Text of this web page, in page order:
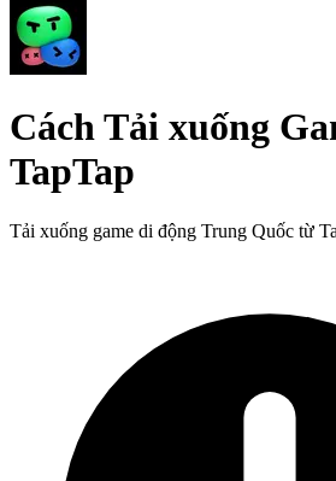
Cách Tải xuống
TapTap
Tải xuống game di động Trung Quốc từ